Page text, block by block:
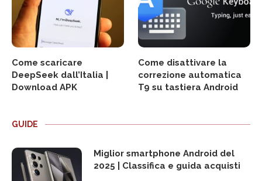
Come scaricare
DeepSeek dall’Italia |
Download APK
Come disattivare la
correzione automatica
T9 su tastiera Android
GUIDE
Miglior smartphone Android del
2025 | Classifica e guida acquisti